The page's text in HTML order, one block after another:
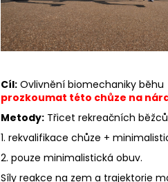
Cíl: Ovlivnění biomechaniky
prozkoumat této chůze na
Metody: Třicet rekreačních
1. rekvalifikace chůze +
2. pouze minimalistická obuv.
Síly reakce na zem a trajektorie
BĚŽECKÉ PONOŽKY HILLY
SOCKLET
345 Kč
Původně:384 Kč